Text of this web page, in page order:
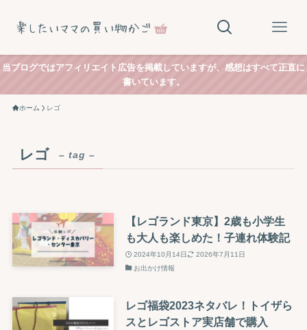
当ブログではアフィリエイト広告を掲載していますが、感想はすべて正直に
書いています。
ホーム レゴ
レゴ – tag –
【レゴランド東京】2歳も小学生
も大人も楽しめた！子連れ体験記
2024年10月14日
2026年7月11日
お出かけ情報
レゴ福袋2023ネタバレ！トイザら
スとレゴストア実店舗で購入